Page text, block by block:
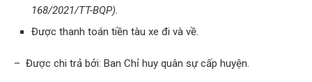
168/2021/TT-BQP).
Được thanh toán tiền tàu xe đi và về.
– Được chi trả bởi: Ban Chỉ huy quân sự cấp huyện.